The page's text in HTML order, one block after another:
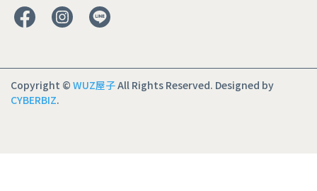
Copyright © WUZ屋子All Rights Reserved. Designed by
CYBERBIZ.